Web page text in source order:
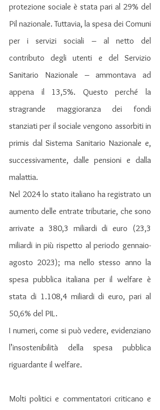
protezione sociale è stata pari al 29% del
Pil nazionale. Tuttavia, la spesa dei Comuni
per i servizi sociali – al netto del
contributo degli utenti e del Servizio
Sanitario Nazionale – ammontava ad
appena il 13,5%. Questo perché la
stragrande maggioranza dei fondi
stanziati per il sociale vengono assorbiti in
primis dal Sistema Sanitario Nazionale e,
successivamente, dalle pensioni e dalla
malattia.
Nel 2024 lo stato italiano ha registrato un
aumento delle entrate tributarie, che sono
arrivate a 380,3 miliardi di euro (23,3
miliardi in più rispetto al periodo gennaio-
agosto 2023); ma nello stesso anno la
spesa pubblica italiana per il welfare è
stata di 1.108,4 miliardi di euro, pari al
50,6% del PIL.
I numeri, come si può vedere, evidenziano
l’insostenibilità della spesa pubblica
riguardante il welfare.
Molti politici e commentatori criticano e